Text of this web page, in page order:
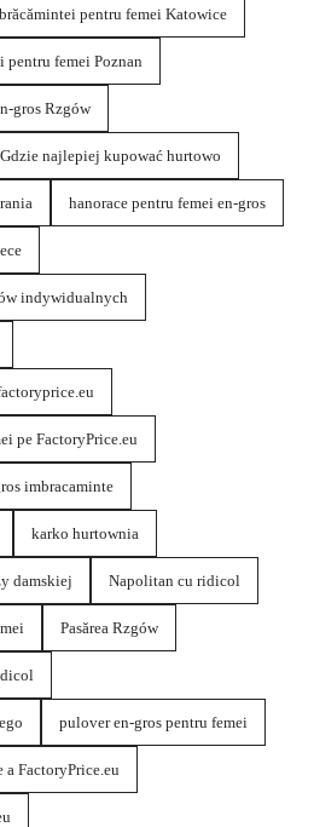
pentru femei Katowice
pentru femei Poznan
gros Rzgów
Gdzie najlepiej kupować hurtowo
hanorace pentru femei en-gros
indywidualnych
pe FactoryPrice.eu
imbracaminte
karko hurtownia
damskiej Napolitan cu ridicol
Pasărea Rzgów
pulover en-gros pentru femei
FactoryPrice.eu